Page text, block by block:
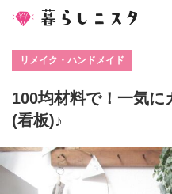
リメイク・ハンドメイド
100均材料で！一気に
(看板)♪